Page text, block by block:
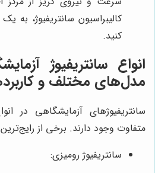
کالیبراسیون سانتریفیوژ،
کنید.
انواع سانتریفیوژ
مدل‌های مختلف و
سانتریفیوژهای آزمایشگاهی در
متفاوت وجود دارند. برخی از رایج‌ترین
سانتریفیوژ رومیزی: